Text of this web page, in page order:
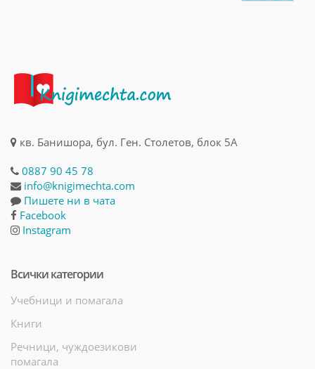
кв. Банишора, бул. Ген. Столетов, блок 5А
0887 90 45 78
info@knigimechta.com
Пишете ни в чата
Facebook
Instagram
Всички категории
Учебници и помагала
Книги
Речници, чуждоезикови
помагала